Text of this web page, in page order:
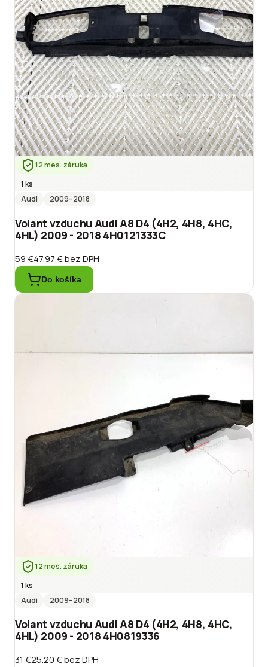
12 mes. záruka
1 ks
Audi
2009–2018
Volant vzduchu Audi A8 D4 (4H2, 4H8, 4HC,
4HL) 2009 - 2018 4H0121333C
59 €47.97 €bez DPH
Do košíka
12 mes. záruka
1 ks
Audi
2009–2018
Volant vzduchu Audi A8 D4 (4H2, 4H8, 4HC,
4HL) 2009 - 2018 4H0819336
31 €25.20 €bez DPH